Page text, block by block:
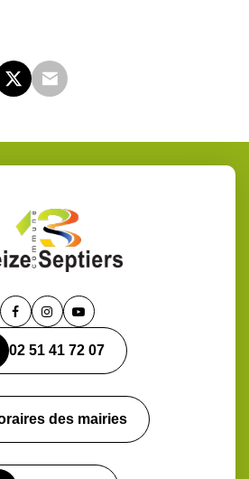
Lien
le
compte
Lien
le
compte
Lien
la
chaîne
02 51 41 72 07
des mairies